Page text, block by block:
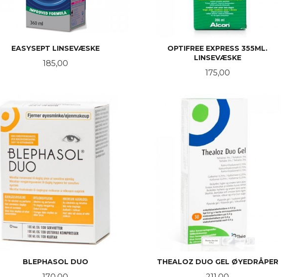
EASYSEPT LINSEVÆSKE
Pris
185,00
OPTIFREE EXPRESS 355ML.
LINSEVÆSKE
Pris
175,00
KJØP
BLEPHASOL DUO THEALOZ DUO GEL ØYEDRÅPER